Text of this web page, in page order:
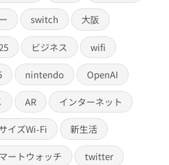
switch 大阪
ビジネス wifi
nintendo OpenAI
AR インターネット
イズWi-Fi 新生活
ートウォッチ twitter